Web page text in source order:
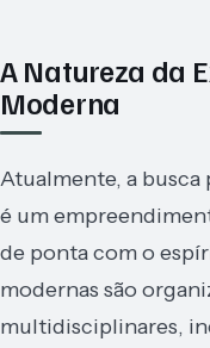
A Natureza da
Moderna
Atualmente, a busca
é um
de ponta com o
modernas são
multidisciplinares,